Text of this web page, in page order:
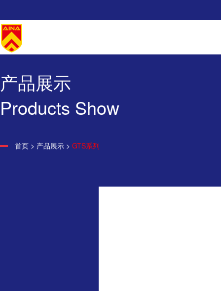
产品展示
Products Show
首页 > 产品展示 > GTS系列